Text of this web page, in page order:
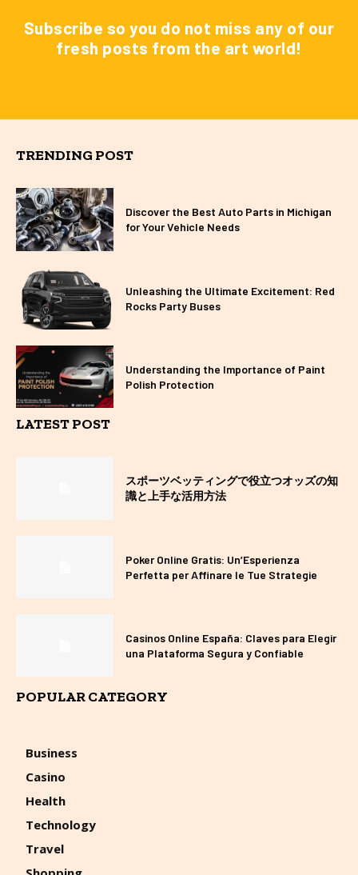
Subscribe so you do not miss any of our
fresh posts from the art world!
TRENDING POST
Discover the Best Auto Parts in Michigan
for Your Vehicle Needs
Unleashing the Ultimate Excitement: Red
Rocks Party Buses
Understanding the Importance of Paint
Polish Protection
LATEST POST
スポーツベッティングで役立つオッズの知
識と上手な活用方法
Poker Online Gratis: Un’Esperienza
Perfetta per Affinare le Tue Strategie
Casinos Online España: Claves para Elegir
una Plataforma Segura y Confiable
POPULAR CATEGORY
Business
Casino
Health
Technology
Travel